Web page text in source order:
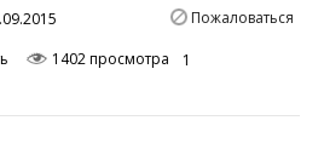
Пожаловаться
1402 просмотра 1